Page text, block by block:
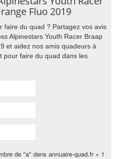
Fluo 2019
faire du quad ? Partagez vos avis
Alpinestars Youth Racer Braap
et aidez nos amis quadeurs à
pour faire du quad dans les
de "a" dans annuaire-quad.fr + 1